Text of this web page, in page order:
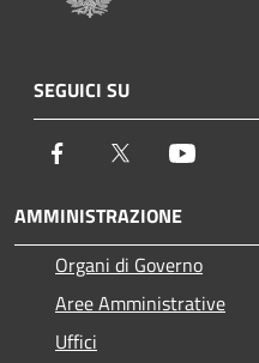
SEGUICI SU
Facebook Twitter
AMMINISTRAZIONE
Organi di Governo
Aree Amministrative
Uffici